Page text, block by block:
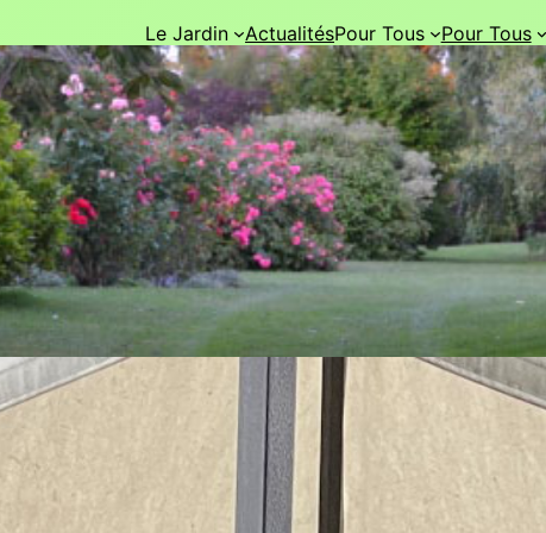
Le Jardin ActualitésPour Tous Pour Tous